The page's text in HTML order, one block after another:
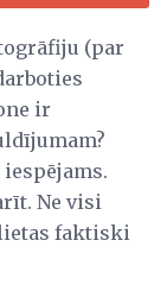
(par
ir
Ne visi
faktiski